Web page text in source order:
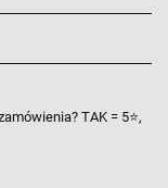
TAK = 5⭐,